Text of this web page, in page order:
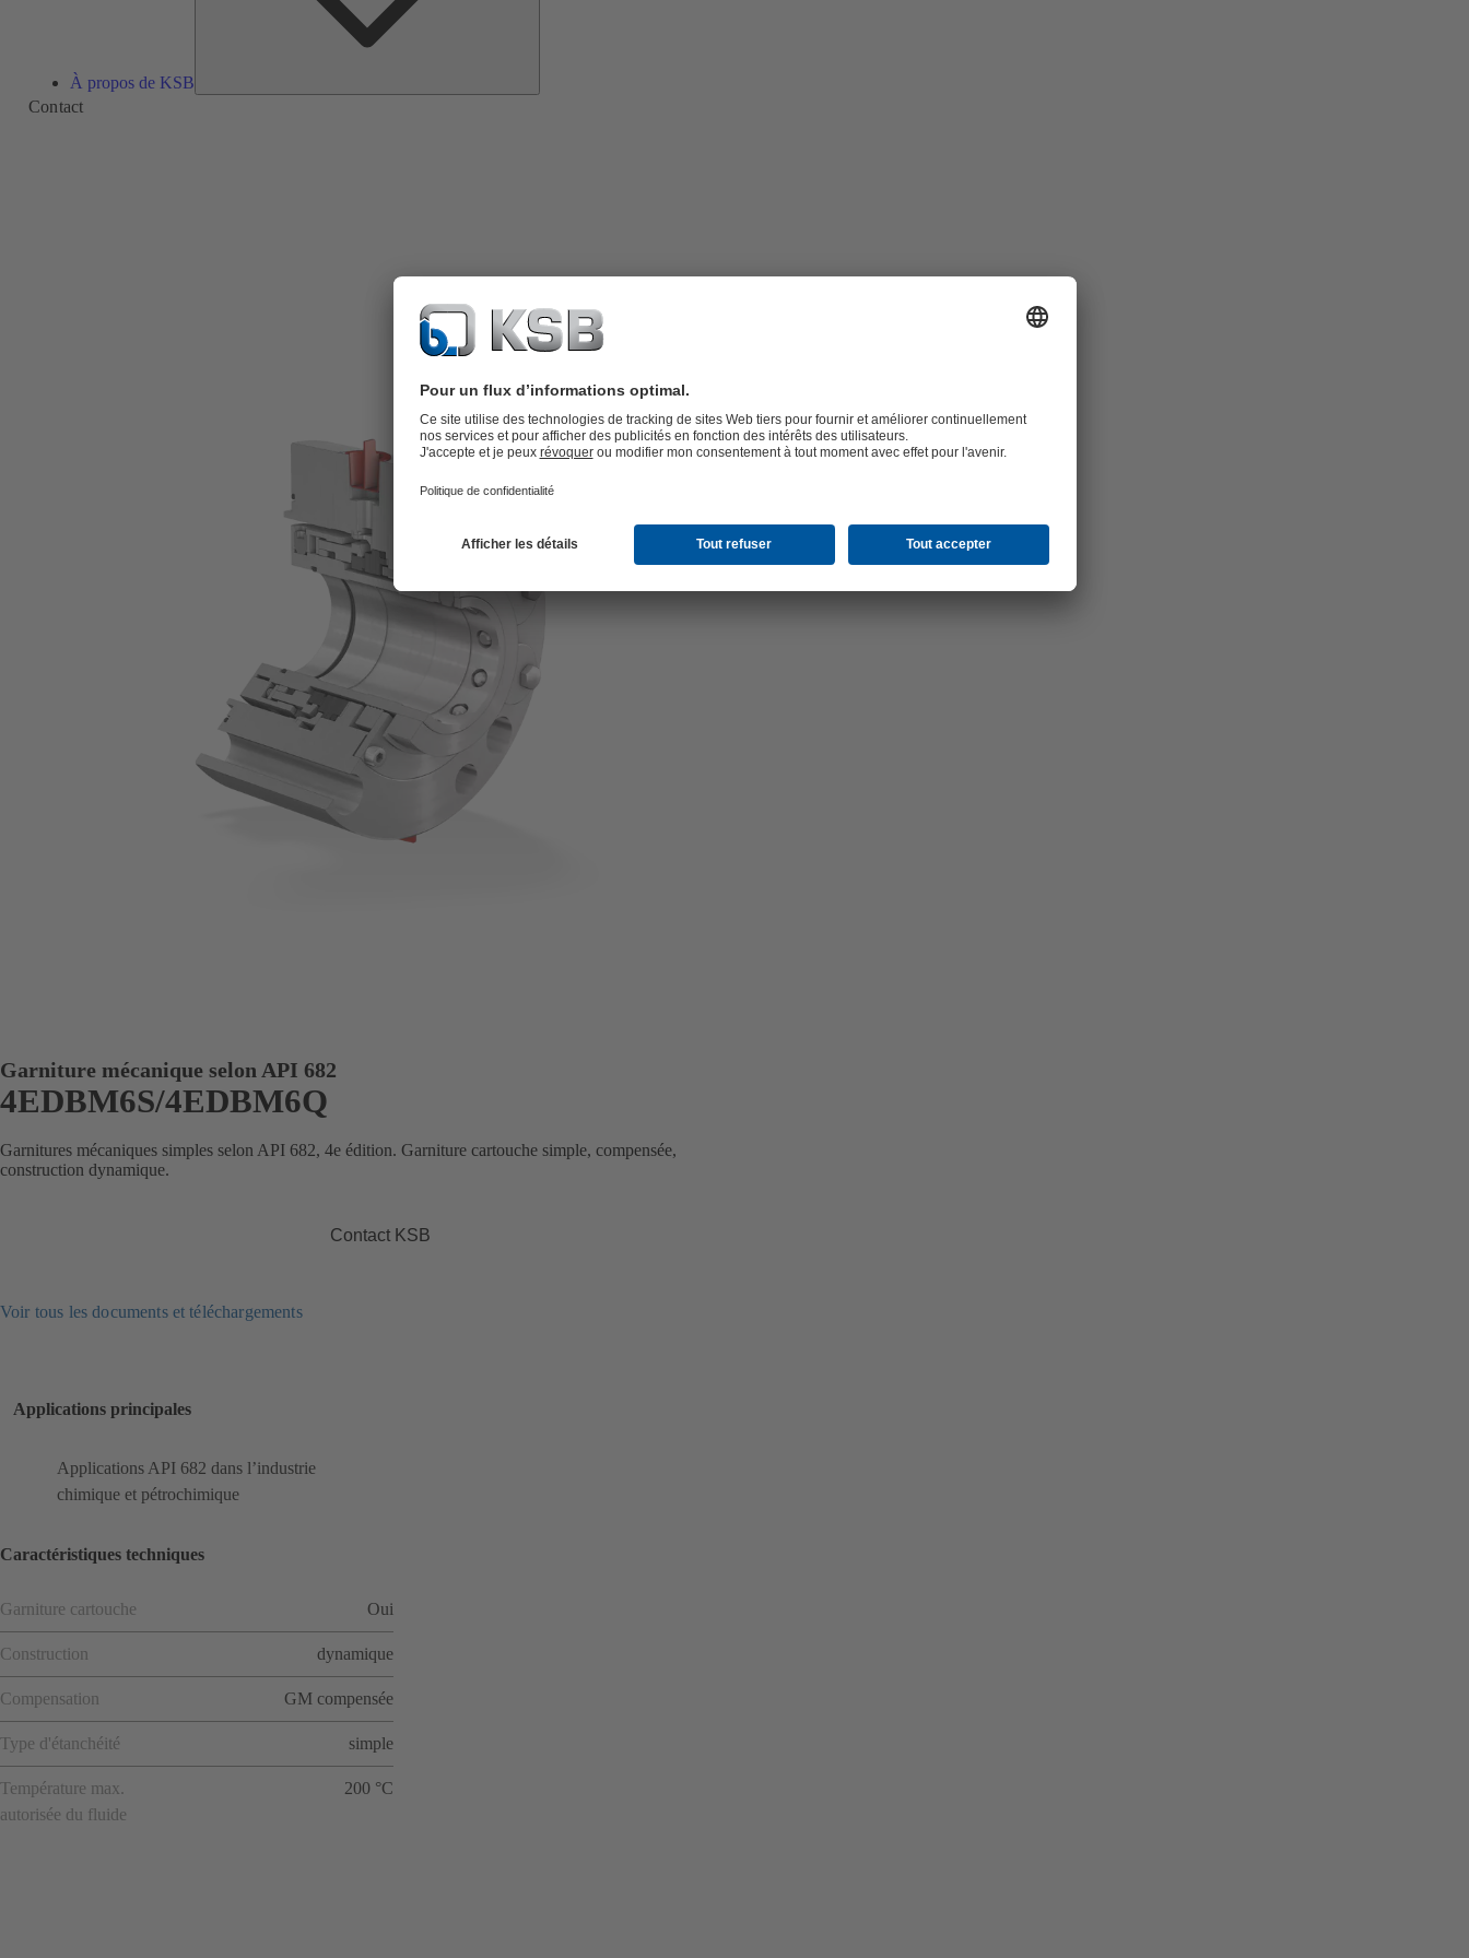
À propos de KSB
Contact
Garniture mécanique selon API 682
4EDBM6S/4EDBM6Q
Garnitures mécaniques simples selon API 682, 4e édition. Garniture cartouche simple, compensée,
construction dynamique.
Contact KSB
Voir tous les documents et téléchargements
Applications principales
Applications API 682 dans l’industrie
chimique et pétrochimique
Caractéristiques techniques
Garniture cartouche Oui
Construction dynamique
Compensation GM compensée
Type d'étanchéité simple
Température max.
autorisée du fluide
200 °C